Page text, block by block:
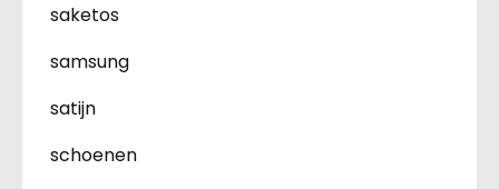
saketos
samsung
satijn
schoenen